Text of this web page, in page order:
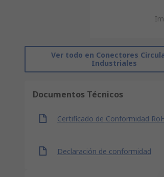
Ver todo en Conectores
Industriales
Documentos Técnicos
Certificado de Conformidad
Declaración de conformidad